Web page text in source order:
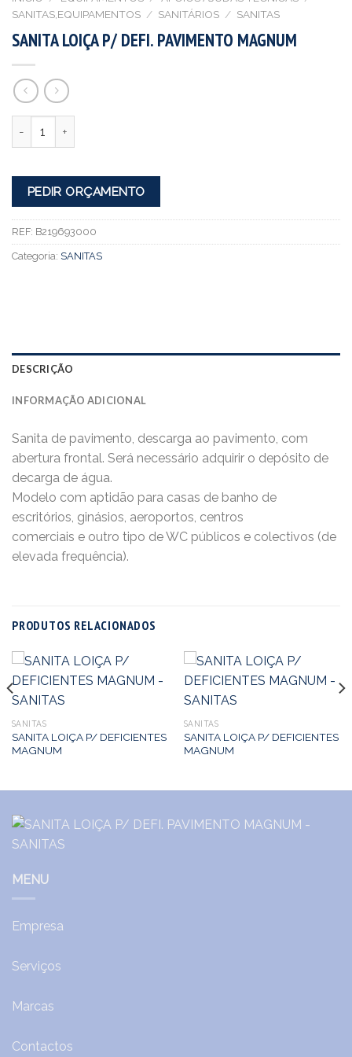
SANITAS,EQUIPAMENTOS / SANITÁRIOS / SANITAS
SANITA LOIÇA P/ DEFI. PAVIMENTO MAGNUM
PEDIR ORÇAMENTO
REF: B219693000
Categoria: SANITAS
DESCRIÇÃO
INFORMAÇÃO ADICIONAL
Sanita de pavimento, descarga ao pavimento, com
abertura frontal. Será necessário adquirir o depósito de
decarga de água.
Modelo com aptidão para casas de banho de
escritórios, ginásios, aeroportos, centros
comerciais e outro tipo de WC públicos e colectivos (de
elevada frequência).
PRODUTOS RELACIONADOS
SANITAS
SANITA LOIÇA P/ DEFICIENTES
MAGNUM
SANITAS
SANITA LOIÇA P/ DEFICIENTES
MAGNUM
MENU
Empresa
Serviços
Marcas
Contactos